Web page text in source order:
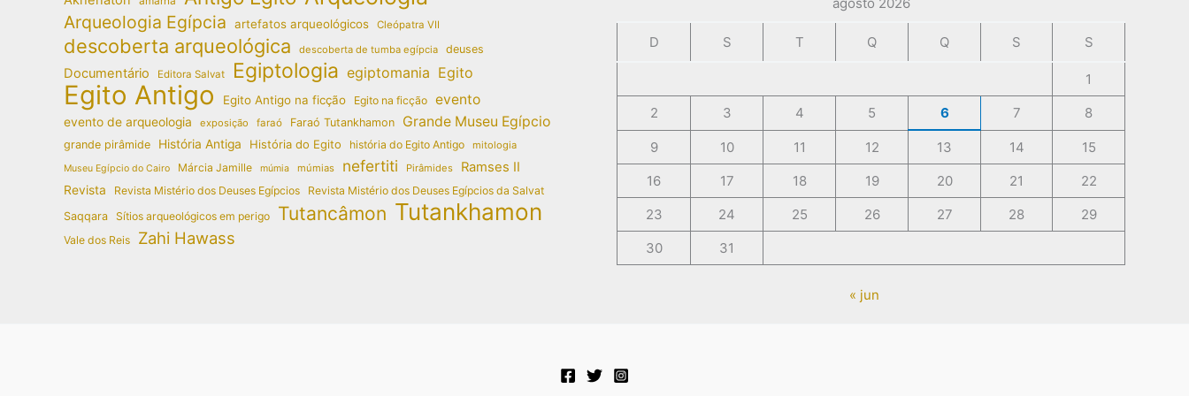
Arqueologia Egípcia artefatos arqueológicos Cleópatra VII
descoberta arqueológica descoberta de tumba egípcia deuses
Documentário Editora Salvat Egiptologia egiptomania Egito
Egito Antigo Egito Antigo na ficção Egito na ficção evento
evento de arqueologia exposição faraó Faraó Tutankhamon Grande Museu Egípcio
grande pirâmide História Antiga História do Egito história do Egito Antigo mitologia
Museu Egípcio do Cairo Márcia Jamille múmia múmias nefertiti Pirâmides Ramses II
Revista Revista Mistério dos Deuses Egípcios
Revista Mistério dos Deuses Egípcios da Salvat
Saqqara Sítios arqueológicos em perigo Tutancâmon Tutankhamon
Vale dos Reis Zahi Hawass
D S T Q Q S S
1
2
3 4 5 6 7 8
9 10 11 12 13 14
15
16
17 18 19 20 21
22
23
24 25 26 27 28
29
30
31
« jun